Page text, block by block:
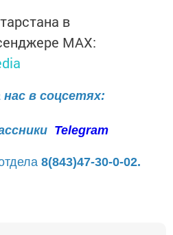
в
MАХ:
в соцсетях:
Telegram
8(843)47-30-0-02.